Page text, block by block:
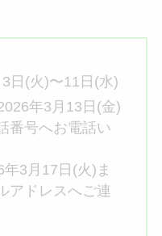
日(火)〜11日(水)
年3月13日(金)
号へお電話い
17日(火)ま
ドレスへご連